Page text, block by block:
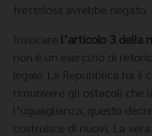
frettolosa avrebbe negato.
Invocare l’articolo 3 della
non è un esercizio di
legale. La Repubblica ha il
rimuovere gli ostacoli che
l’uguaglianza; questo
costruisce di nuovi. La